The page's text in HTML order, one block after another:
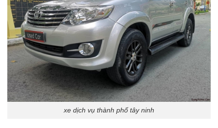
xe dịch vụ thành phố tây ninh